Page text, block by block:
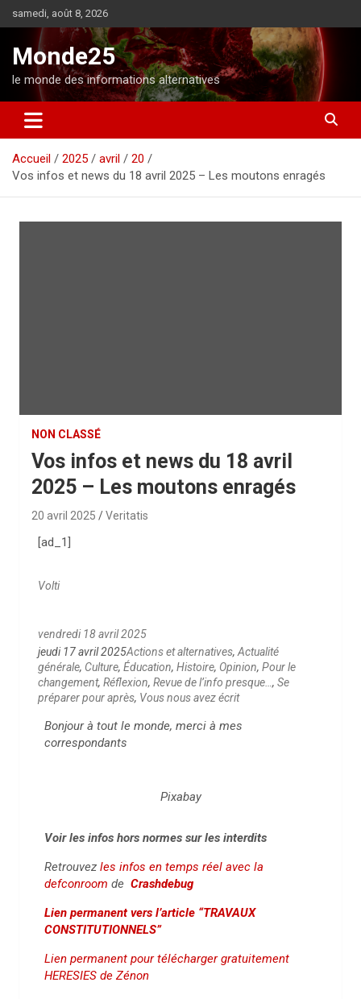
l
o
e
samedi, août 8, 2026
Monde25
le monde des informations alternatives
Accueil 2025 avril
20
Vos infos et news du 18 avril 2025 – Les moutons enragés
NON CLASSÉ
Vos infos et news du 18 avril
2025 – Les moutons enragés
20 avril 2025 Veritatis
[ad_1]
Volti
vendredi 18 avril 2025
jeudi 17 avril 2025Actions et alternatives, Actualité
générale, Culture, Éducation, Histoire, Opinion, Pour le
changement, Réflexion, Revue de l’info presque… , Se
préparer pour après, Vous nous avez écrit
Bonjour à tout le monde, merci à mes
correspondants
Pixabay
Voir les infos hors normes sur les interdits
Retrouvez les infos en temps réel avec la
defconroom de Crashdebug
Lien permanent vers l’article “TRAVAUX
CONSTITUTIONNELS”
Lien permanent pour télécharger gratuitement
HERESIES de Zénon